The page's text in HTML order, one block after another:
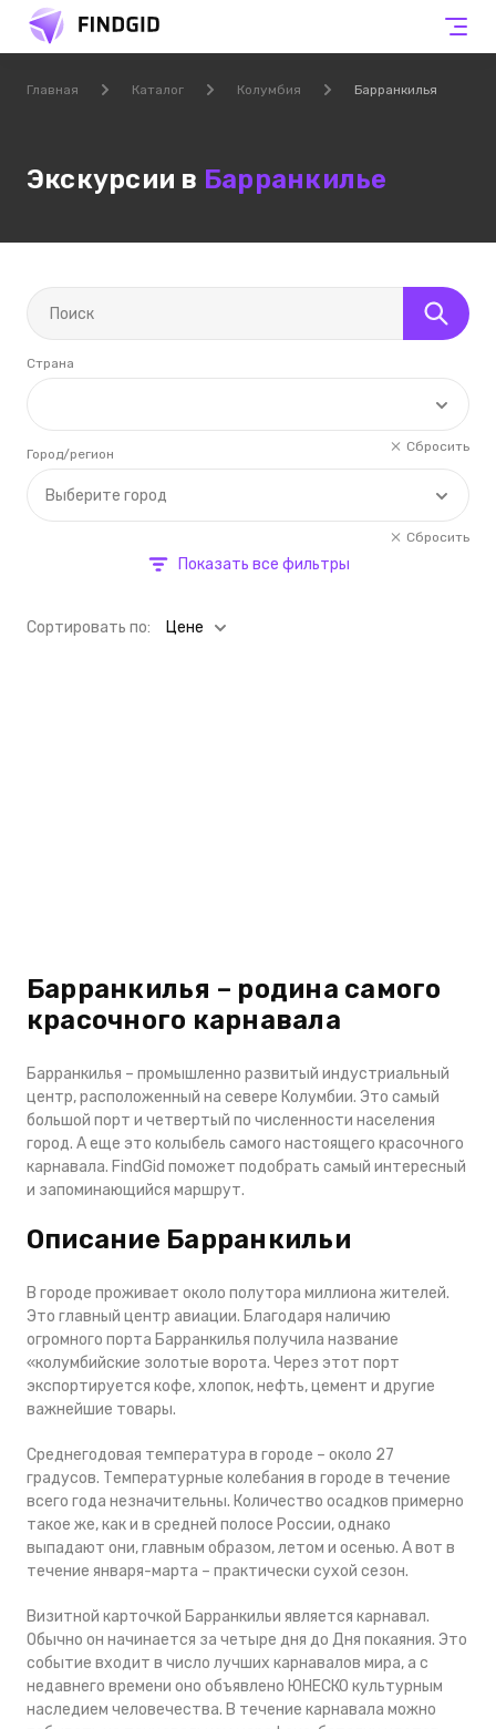
Главная Каталог Колумбия Барранкилья
Экскурсии в Барранкилье
Страна
Сбросить
Выберите город
Город/регион
Сбросить
Показать все фильтры
Cортировать по: Цене
Барранкилья – родина самого
красочного карнавала
Барранкилья – промышленно развитый индустриальный
центр, расположенный на севере Колумбии. Это самый
большой порт и четвертый по численности населения
город. А еще это колыбель самого настоящего красочного
карнавала. FindGid поможет подобрать самый интересный
и запоминающийся маршрут.
Описание Барранкильи
В городе проживает около полутора миллиона жителей.
Это главный центр авиации. Благодаря наличию
огромного порта Барранкилья получила название
«колумбийские золотые ворота. Через этот порт
экспортируется кофе, хлопок, нефть, цемент и другие
важнейшие товары.
Среднегодовая температура в городе – около 27
градусов. Температурные колебания в городе в течение
всего года незначительны. Количество осадков примерно
такое же, как и в средней полосе России, однако
выпадают они, главным образом, летом и осенью. А вот в
течение января-марта – практически сухой сезон.
Визитной карточкой Барранкильи является карнавал.
Обычно он начинается за четыре дня до Дня покаяния. Это
событие входит в число лучших карнавалов мира, а с
недавнего времени оно объявлено ЮНЕСКО культурным
наследием человечества. В течение карнавала можно